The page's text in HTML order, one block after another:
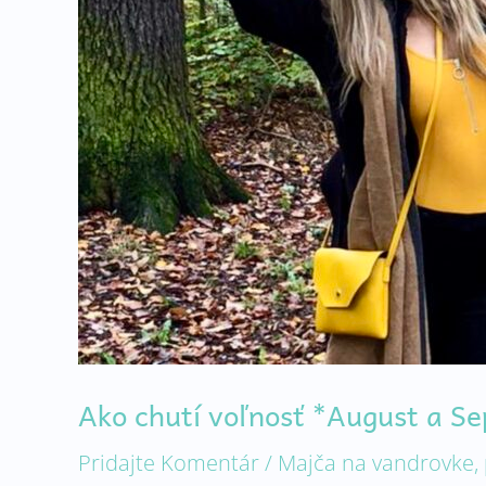
Ako chutí voľnosť *August a
Pridajte Komentár/ Majča na vandrovke,